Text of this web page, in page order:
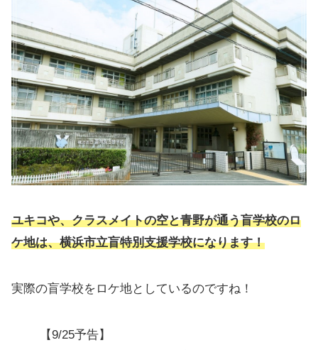
ユキコや、クラスメイトの空と青野が通う盲学校のロ
ケ地は、横浜市立盲特別支援学校になります！
実際の盲学校をロケ地としているのですね！
【9/25予告】